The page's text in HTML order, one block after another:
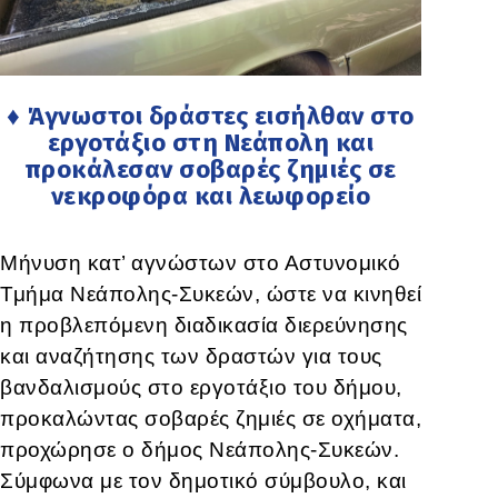
♦ Άγνωστοι δράστες εισήλθαν στο
εργοτάξιο στη Νεάπολη και
προκάλεσαν σοβαρές ζημιές σε
νεκροφόρα και λεωφορείο
Μήνυση κατ’ αγνώστων στο Αστυνομικό
Τμήμα Νεάπολης-Συκεών, ώστε να κινηθεί
η προβλεπόμενη διαδικασία διερεύνησης
και αναζήτησης των δραστών για τους
βανδαλισμούς στο εργοτάξιο του δήμου,
προκαλώντας σοβαρές ζημιές σε οχήματα,
προχώρησε ο δήμος Νεάπολης-Συκεών.
Σύμφωνα με τον δημοτικό σύμβουλο, και